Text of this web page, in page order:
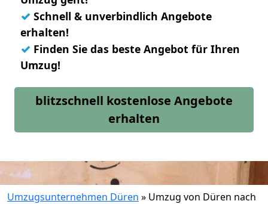
✓ Schnell & unverbindlich Angebote
erhalten!
✓ Finden Sie das beste Angebot für Ihren
Umzug!
blitzschnell kostenlose Angebote
erhalten
Umzugsunternehmen Düren » Umzug von Düren nach